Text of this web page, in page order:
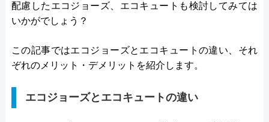
配慮したエコジョーズ、エコキュートも検討してみては
いかがでしょう？
この記事ではエコジョーズとエコキュートの違い、それ
ぞれのメリット・デメリットを紹介します。
エコジョーズとエコキュートの違い